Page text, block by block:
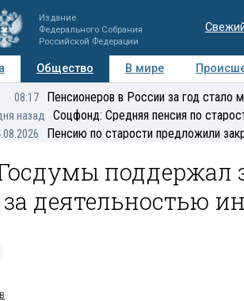
Издание
Федерального Собрания
Российской Федерации
Общество В мире
Мнения Регионы Медиацентр
08:17 Пенсионеров в России за год стало
назад Соцфонд: Средняя пенсия по
Пенсию по старости предложили
поддержал
деятельностью